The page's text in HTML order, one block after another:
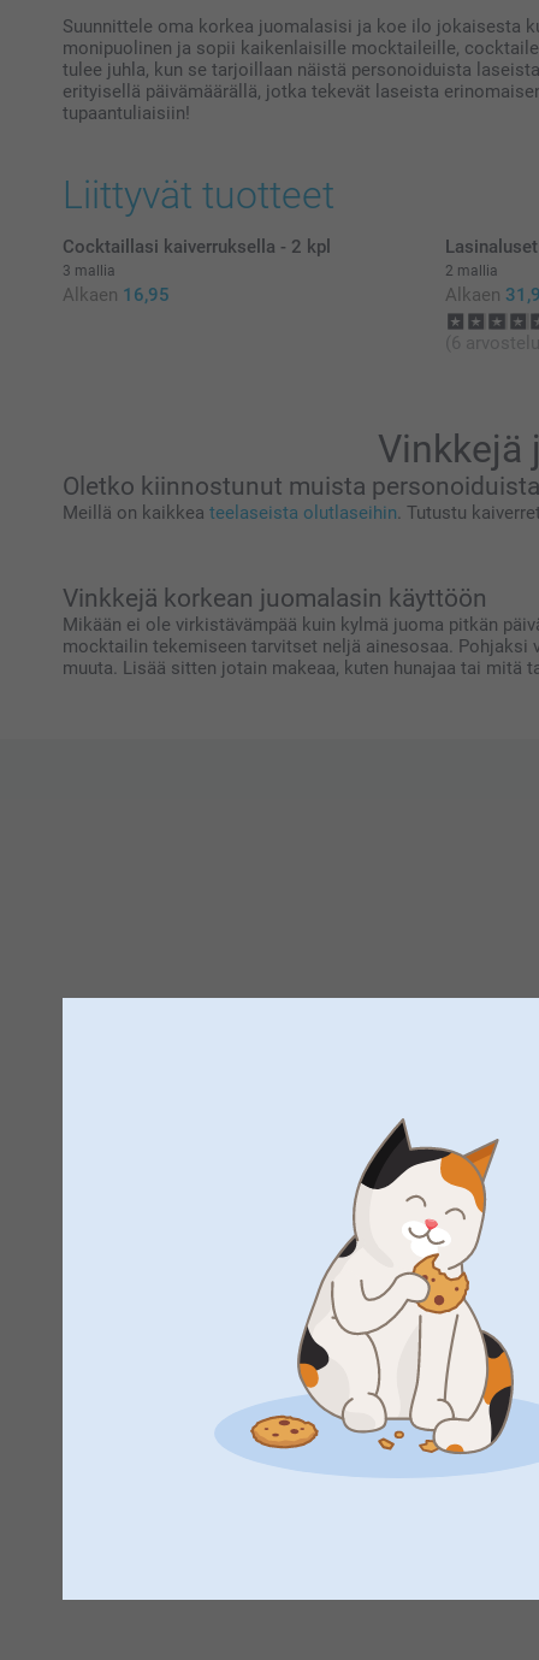
Suunnittele oma korkea juomalasisi ja koe ilo jokaisesta
monipuolinen ja sopii kaikenlaisille mocktaileille,
tulee juhla, kun se tarjoillaan näistä personoiduista
erityisellä päivämäärällä, jotka tekevät laseista
tupaantuliaisiin!
Liittyvät tuotteet
Cocktaillasi kaiverruksella - 2 kpl
3 mallia
Alkaen 16,95
2 mallia
Alkaen
(6
Vinkkejä
Oletko kiinnostunut muista
Meillä on kaikkea teelaseista olutlaseihin. Tutustu
Vinkkejä korkean juomalasin käyttöön
Mikään ei ole virkistävämpää kuin kylmä juoma pitkän
mocktailin tekemiseen tarvitset neljä ainesosaa. Pohjaksi
muuta. Lisää sitten jotain makeaa, kuten hunajaa tai mitä